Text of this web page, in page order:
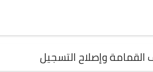
القمامة وإصلاح التسجيل